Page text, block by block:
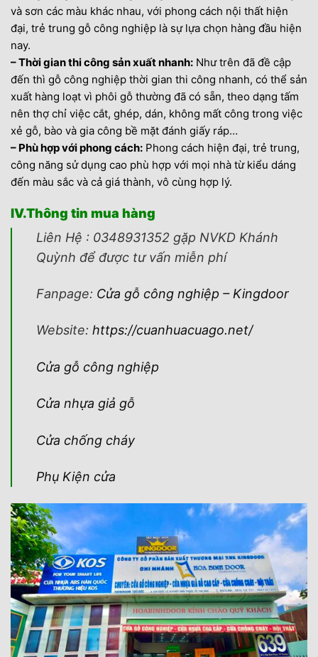
và sơn các màu khác nhau, với phong cách nội thất hiện
đại, trẻ trung gỗ công nghiệp là sự lựa chọn hàng đầu hiện
nay.
– Thời gian thi công sản xuất nhanh: Như trên đã đề cập
đến thì gỗ công nghiệp thời gian thi công nhanh, có thể sản
xuất hàng loạt vì phôi gỗ thường đã có sẵn, theo dạng tấm
nên thợ chỉ việc cắt, ghép, dán, không mất công trong việc
xẻ gỗ, bào và gia công bề mặt đánh giấy ráp…
– Phù hợp với phong cách: Phong cách hiện đại, trẻ trung,
công năng sử dụng cao phù hợp với mọi nhà từ kiểu dáng
đến màu sắc và cả giá thành, vô cùng hợp lý.
IV.Thông tin mua hàng
Liên Hệ : 0348931352 gặp NVKD Khánh
Quỳnh để được tư vấn miễn phí
Fanpage: Cửa gỗ công nghiệp – Kingdoor
Website: https://cuanhuacuago.net/
Cửa gỗ công nghiệp
Cửa nhựa giả gỗ
Cửa chống cháy
Phụ Kiện cửa